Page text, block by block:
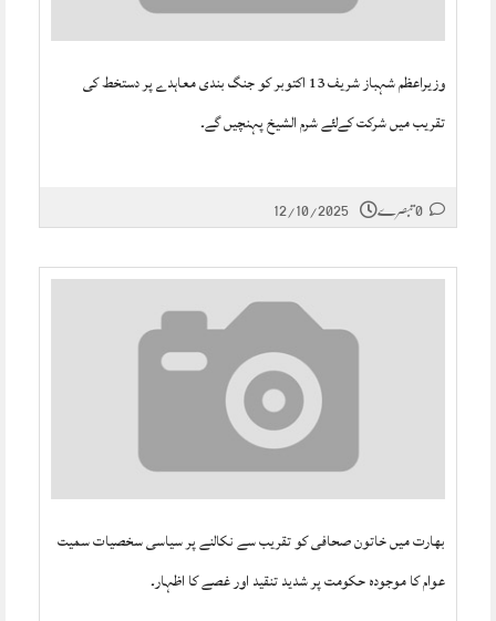
وزیراعظم شہباز شریف 13 اکتوبر کو جنگ بندی معاہدے پر دستخط کی
تقریب میں شرکت کےلئے شرم الشیخ پہنچیں گے۔
12/10/2025
بھارت میں خاتون صحافی کو تقریب سے نکالنے پر سیاسی سخصیات سمیت
عوام کا موجودہ حکومت پر شدید تنقید اور غصے کا اظہار۔